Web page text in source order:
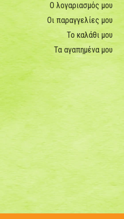
Ο λογαριασμός μου
Οι παραγγελίες μου
Το καλάθι μου
Τα αγαπημένα μου